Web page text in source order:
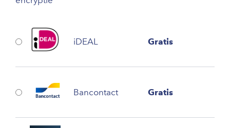
iDEAL Gratis
Bancontact Gratis